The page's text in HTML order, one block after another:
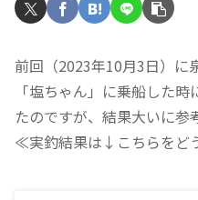
前回（2023年10月3日）に
「塩ちゃん」に乗船した
たのですが、結果大いに参
≪実釣結果は↓こちらをど